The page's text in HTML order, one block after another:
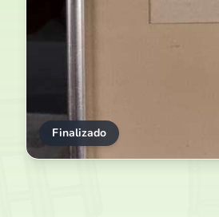
Finalizado